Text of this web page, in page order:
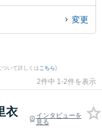
くの弁護士を検索したい』
相談できる札幌市厚別区内
変更
ついて詳しくはこちら)
2件中 1-2件を表示
衣
インタビューを
見る